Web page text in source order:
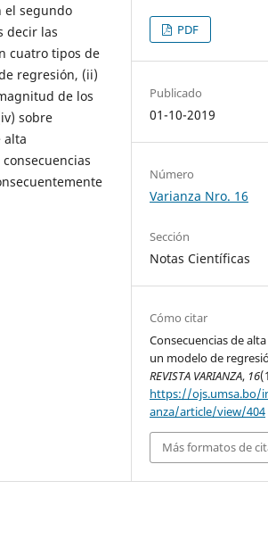
el segundo
decir las
cuatro tipos de
regresión, (ii)
de los
sobre
alta
PDF
Publicado
01-10-2019
Número
Varianza Nro. 16
Sección
Notas Científicas
Cómo citar
Consecuencias de
un modelo de
REVISTA VARIANZA, 16
https://ojs.umsa.bo/
anza/article/view/404
Más formatos de